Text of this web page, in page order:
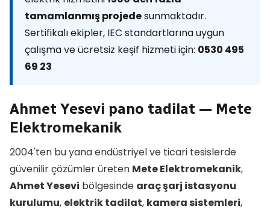
tamamlanmış projedesunmaktadır.
Sertifikalı ekipler, IEC standartlarına uygun
çalışma ve ücretsiz keşif hizmeti için: 0530 495
69 23
Ahmet Yesevi pano tadilat — Mete
Elektromekanik
2004'ten bu yana endüstriyel ve ticari tesislerde
güvenilir çözümler üreten Mete Elektromekanik,
Ahmet Yesevi bölgesinde araç şarj istasyonu
kurulumu, elektrik tadilat, kamera sistemleri,